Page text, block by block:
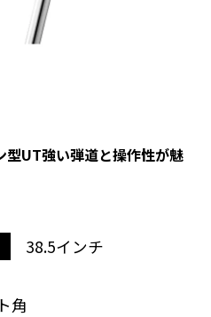
型UT強い弾道と操作性が魅
38.5インチ
角